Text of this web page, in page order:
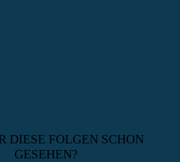
DIESE FOLGEN SCHON
GESEHEN?